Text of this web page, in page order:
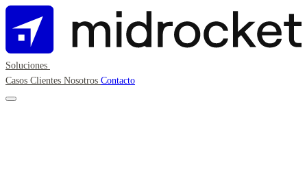
Soluciones
Casos Clientes Nosotros Contacto